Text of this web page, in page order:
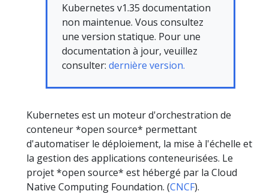
Kubernetes v1.35 documentation
non maintenue. Vous consultez
une version statique. Pour une
documentation à jour, veuillez
consulter: dernière version.
Kubernetes est un moteur d'orchestration de
conteneur *open source* permettant
d'automatiser le déploiement, la mise à l'échelle et
la gestion des applications conteneurisées. Le
projet *open source* est hébergé par la Cloud
Native Computing Foundation. (CNCF).